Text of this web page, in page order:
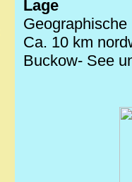
Lage
Geographische
Ca. 10 km
Buckow- See